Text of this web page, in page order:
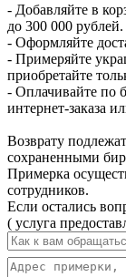
- Добавляйте в
до 300 000 рублей.
- Оформляйте
- Примеряйте
приобретайте
- Оплачивайте по
интернет-заказа
Возврату
сохраненными
Примерка
сотрудников.
Если остались
( услуга